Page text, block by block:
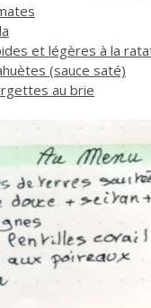
et légères à la
(sauce saté)
au brie